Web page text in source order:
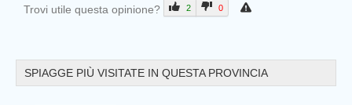
Trovi utile questa opinione? 2 0
SPIAGGE PIÙ VISITATE IN QUESTA PROVINCIA